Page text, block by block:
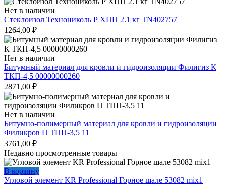
Нет в наличии
Стеклоизол Технониколь Р ХПП 2.1 кг TN402757
1264,00 ₽
Нет в наличии
Битумный материал для кровли и гидроизоляции Филигиз К
ТКП-4,5 00000000260
2871,00 ₽
Нет в наличии
Битумно-полимерный материал для кровли и гидроизоляции
Филикров П ТПП-3,5 11
3761,00 ₽
Недавно просмотренные товары
В корзину
Угловой элемент KR Professional Горное шале 53082 mix1